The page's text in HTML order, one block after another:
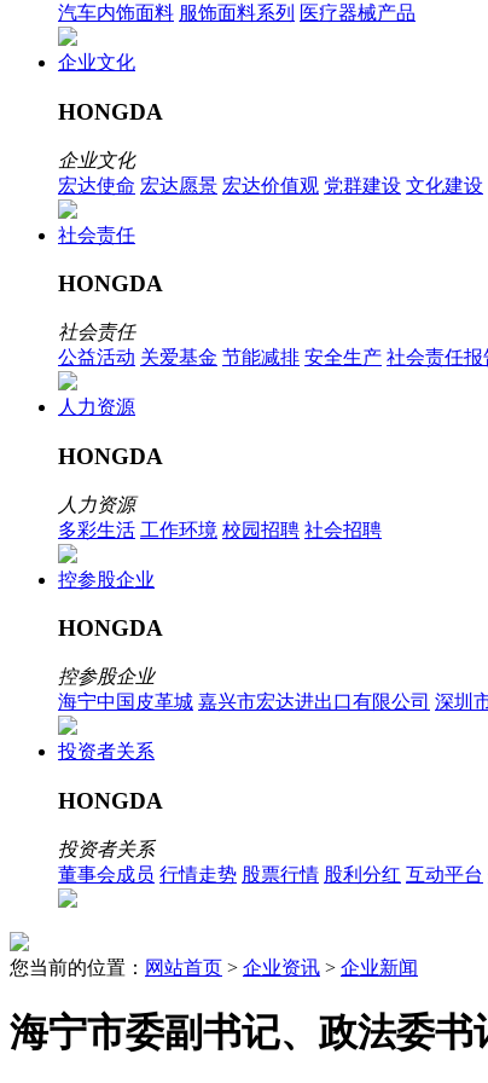
汽车内饰面料 服饰面料系列 医疗器械产品
企业文化
HONGDA
企业文化
宏达使命 宏达愿景 宏达价值观 党群建设 文化建设
社会责任
HONGDA
社会责任
公益活动 关爱基金 节能减排 安全生产 社会责任报
人力资源
HONGDA
人力资源
多彩生活 工作环境 校园招聘 社会招聘
控参股企业
HONGDA
控参股企业
海宁中国皮革城 嘉兴市宏达进出口有限公司 深圳
投资者关系
HONGDA
投资者关系
董事会成员 行情走势 股票行情 股利分红 互动平台
您当前的位置： 网站首页 > 企业资讯 > 企业新闻
海宁市委副书记、政法委